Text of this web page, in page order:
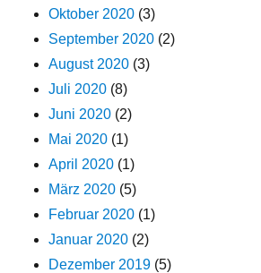
Oktober 2020 (3)
September 2020 (2)
August 2020 (3)
Juli 2020 (8)
Juni 2020 (2)
Mai 2020 (1)
April 2020 (1)
März 2020 (5)
Februar 2020 (1)
Januar 2020 (2)
Dezember 2019 (5)